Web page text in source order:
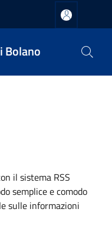
Bolano
il sistema RSS
semplice e comodo
sulle informazioni